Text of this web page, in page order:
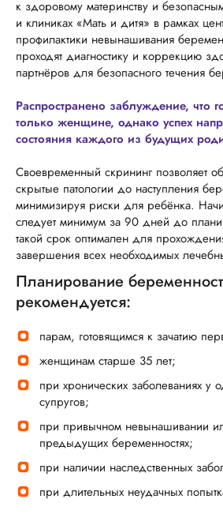
к здоровому материнству и
и клиниках «Мать и дитя» в рамках
профилактики невынашивания
проходят диагностику и коррекцию
партнёров для безопасного течения
Распространено заблуждение, что
только женщине, однако успех
состояния каждого из будущих
Своевременный скрининг позволяет
скрытые патологии до наступления
минимизируя риски для ребёнка.
следует минимум за 90 дней до
такой срок оптимален для
завершения всех необходимых
Планирование
рекомендуется:
парам, готовящимся к зачатию
женщинам старше 35 лет;
при хронических заболеваниях у
супругов;
при привычном невынашивании
предыдущих беременностях;
при наличии наследственных
при длительных неудачных